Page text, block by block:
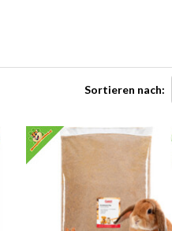
Sortieren nach: